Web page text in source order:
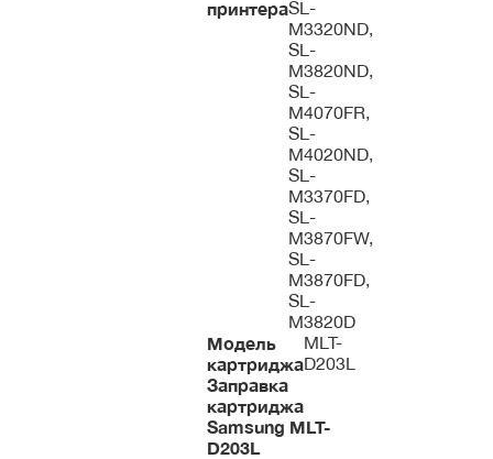
принтераSL-
M3320ND,
SL-
M3820ND,
SL-
M4070FR,
SL-
M4020ND,
SL-
M3370FD,
SL-
M3870FW,
SL-
M3870FD,
SL-
M3820D
Модель
картриджа
MLT-
D203L
Заправка
картриджа
Samsung MLT-
D203L